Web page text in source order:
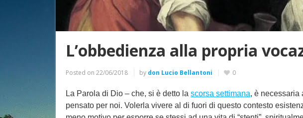
L’obbedienza alla propria
Posted on 22/06/2018 by don Lucio Bellantoni 0
La Parola di Dio – che, si è detto la scorsa settimana, è necessaria
pensato per noi. Volerla vivere al di fuori di questo contesto